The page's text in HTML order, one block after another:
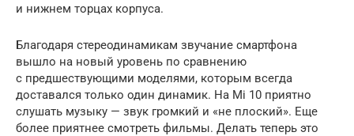
и нижнем торцах корпуса.
Благодаря стереодинамикам звучание смартфона
вышло на новый уровень по сравнению
с предшествующими моделями, которым всегда
доставался только один динамик. На Mi 10 приятно
слушать музыку — звук громкий и «не плоский». Еще
более приятнее смотреть фильмы. Делать теперь это